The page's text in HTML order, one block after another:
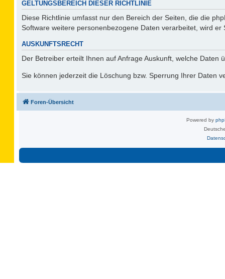
GELTUNGSBEREICH DIESER RICHTLINIE
Diese Richtlinie umfasst nur den Bereich der Seiten, die die
Software weitere personenbezogene Daten verarbeitet, wird
AUSKUNFTSRECHT
Der Betreiber erteilt Ihnen auf Anfrage Auskunft, welche Daten
Sie können jederzeit die Löschung bzw. Sperrung Ihrer Daten
Foren-Übersicht
Powered by